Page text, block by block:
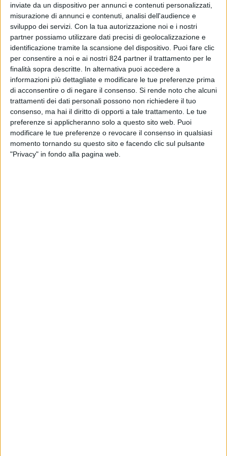
inviate da un dispositivo per annunci e contenuti personalizzati,
misurazione di annunci e contenuti, analisi dell'audience e
sviluppo dei servizi. Con la tua autorizzazione noi e i nostri
partner possiamo utilizzare dati precisi di geolocalizzazione e
identificazione tramite la scansione del dispositivo. Puoi fare clic
per consentire a noi e ai nostri 824 partner il trattamento per le
finalità sopra descritte. In alternativa puoi accedere a
informazioni più dettagliate e modificare le tue preferenze prima
di acconsentire o di negare il consenso. Si rende noto che alcuni
trattamenti dei dati personali possono non richiedere il tuo
consenso, ma hai il diritto di opporti a tale trattamento. Le tue
preferenze si applicheranno solo a questo sito web. Puoi
modificare le tue preferenze o revocare il consenso in qualsiasi
momento tornando su questo sito e facendo clic sul pulsante
"Privacy" in fondo alla pagina web.
di gara aperta, ai sensi degli artt. 60 e 122 del d. lgs. n. 50/2016 e
ss.mm.ii. per l’aggiudicazione, con il criterio dell’offerta
economicamente più vantaggiosa, della fornitura in acquisto,
suddivisa in tre lotti, di 88 autobus di categoria m3, classe ii, low
entry, alimentati a gasolio da utilizzare per i servizi minimi di
trasporto pubblico di linea nella Regione Campania.– CUP:
B20A170000140001.
Scadenza termine per la presentazione
delle offerte 20.11.2020, ore 13:00.
La procedura di gara verrà espletata in modalità completamente
telematica utilizzando la piattaforma di e – Procurement
denominata “Piattaforma”. Tutta la documentazione di gara è
disponibile sulla Piattaforma al seguente link: